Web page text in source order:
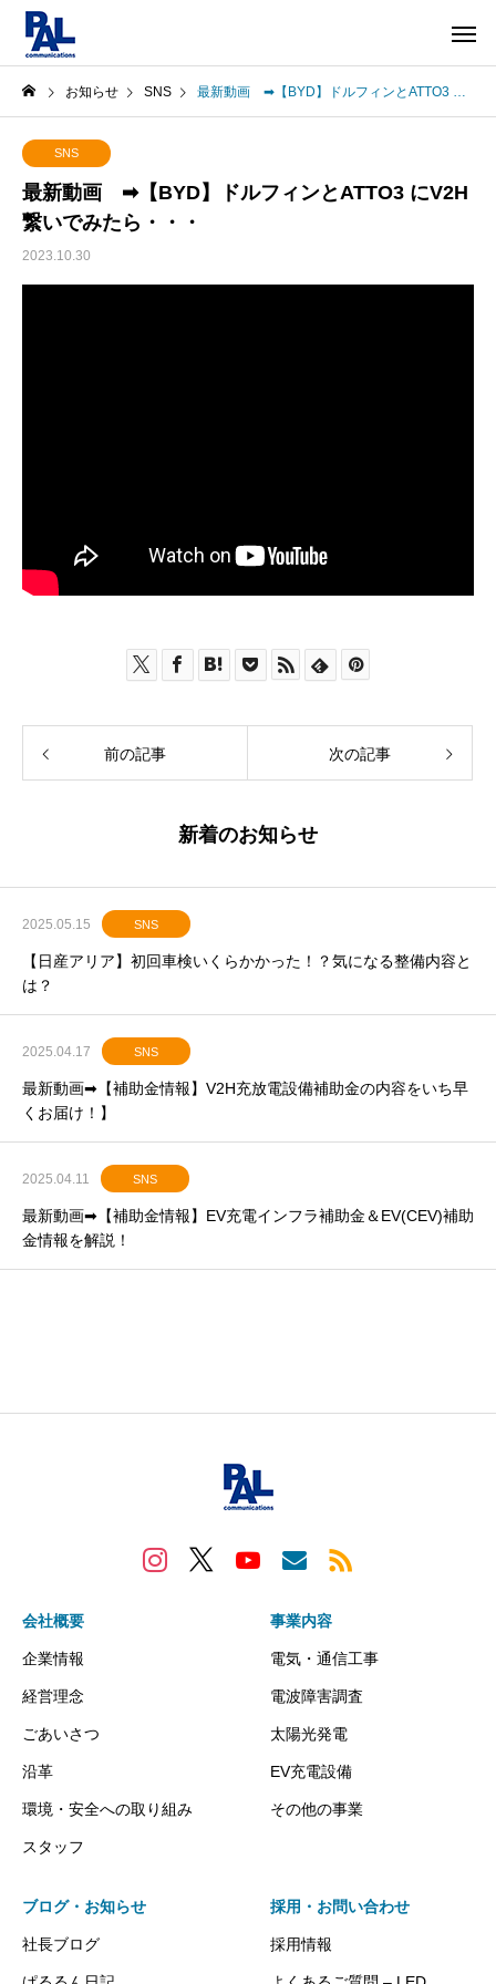
お知らせ SNS 最新動画 ➡【BYD】ドルフィンとATTO3 にV2H繋いでみたら・・・
SNS
最新動画 ➡【BYD】ドルフィンとATTO3 にV2H
繋いでみたら・・・
2023.10.30
前の記事 次の記事
新着のお知らせ
2025.05.15 SNS
【日産アリア】初回車検いくらかかった！？気になる整備内容と
は？
2025.04.17 SNS
最新動画➡【補助金情報】V2H充放電設備補助金の内容をいち早
くお届け！】
2025.04.11 SNS
最新動画➡【補助金情報】EV充電インフラ補助金＆EV(CEV)補助
金情報を解説！
会社概要
企業情報
経営理念
ごあいさつ
沿革
環境・安全への取り組み
スタッフ
事業内容
電気・通信工事
電波障害調査
太陽光発電
EV充電設備
その他の事業
ブログ・お知らせ
社長ブログ
採用・お問い合わせ
採用情報